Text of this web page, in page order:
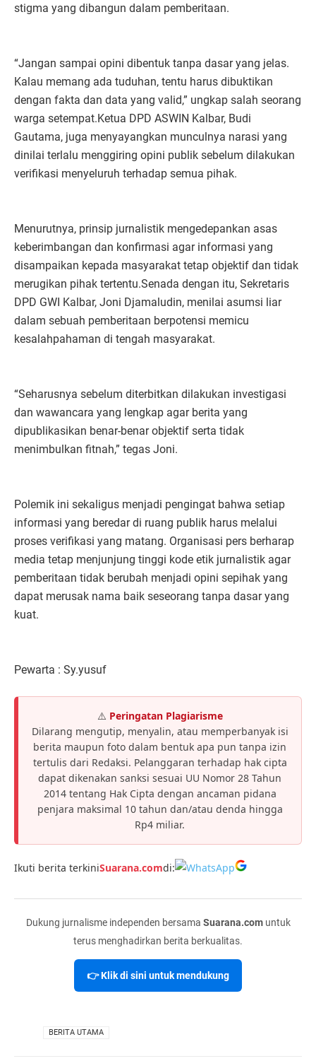
stigma yang dibangun dalam pemberitaan.
“Jangan sampai opini dibentuk tanpa dasar yang jelas.
Kalau memang ada tuduhan, tentu harus dibuktikan
dengan fakta dan data yang valid,” ungkap salah seorang
warga setempat.Ketua DPD ASWIN Kalbar, Budi
Gautama, juga menyayangkan munculnya narasi yang
dinilai terlalu menggiring opini publik sebelum dilakukan
verifikasi menyeluruh terhadap semua pihak.
Menurutnya, prinsip jurnalistik mengedepankan asas
keberimbangan dan konfirmasi agar informasi yang
disampaikan kepada masyarakat tetap objektif dan tidak
merugikan pihak tertentu.Senada dengan itu, Sekretaris
DPD GWI Kalbar, Joni Djamaludin, menilai asumsi liar
dalam sebuah pemberitaan berpotensi memicu
kesalahpahaman di tengah masyarakat.
“Seharusnya sebelum diterbitkan dilakukan investigasi
dan wawancara yang lengkap agar berita yang
dipublikasikan benar-benar objektif serta tidak
menimbulkan fitnah,” tegas Joni.
Polemik ini sekaligus menjadi pengingat bahwa setiap
informasi yang beredar di ruang publik harus melalui
proses verifikasi yang matang. Organisasi pers berharap
media tetap menjunjung tinggi kode etik jurnalistik agar
pemberitaan tidak berubah menjadi opini sepihak yang
dapat merusak nama baik seseorang tanpa dasar yang
kuat.
Pewarta : Sy.yusuf
⚠️ Peringatan Plagiarisme
Dilarang mengutip, menyalin, atau memperbanyak isi
berita maupun foto dalam bentuk apa pun tanpa izin
tertulis dari Redaksi. Pelanggaran terhadap hak cipta
dapat dikenakan sanksi sesuai UU Nomor 28 Tahun
2014 tentang Hak Cipta dengan ancaman pidana
penjara maksimal 10 tahun dan/atau denda hingga
Rp4 miliar.
Ikuti berita terkiniSuarana.comdi:
Dukung jurnalisme independen bersama Suarana.comuntuk
terus menghadirkan berita berkualitas.
👉 Klik di sini untuk mendukung
BERITA UTAMA